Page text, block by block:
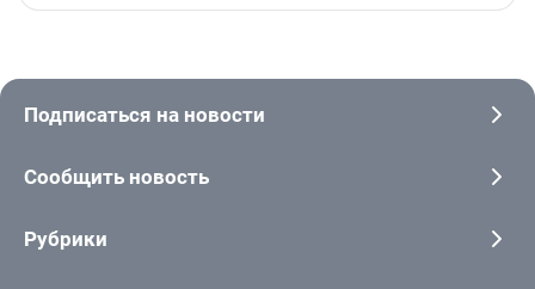
Подписаться на новости
Сообщить новость
Рубрики